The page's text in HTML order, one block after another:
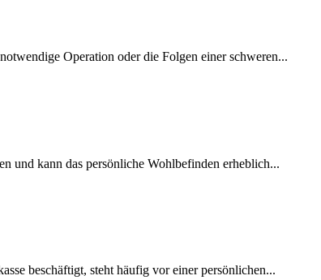
Operation oder die Folgen einer schweren...
und kann das persönliche Wohlbefinden erheblich...
beschäftigt, steht häufig vor einer persönlichen...